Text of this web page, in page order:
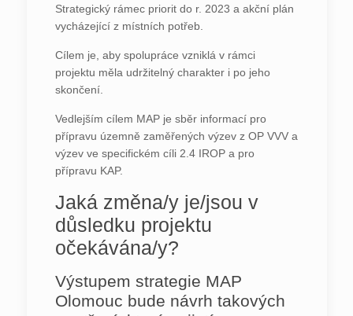
Strategický rámec priorit do r. 2023 a akční plán
vycházející z místních potřeb.
Cílem je, aby spolupráce vzniklá v rámci
projektu měla udržitelný charakter i po jeho
skončení.
Vedlejším cílem MAP je sběr informací pro
přípravu územně zaměřených výzev z OP VVV a
výzev ve specifickém cíli 2.4 IROP a pro
přípravu KAP.
Jaká změna/y je/jsou v
důsledku projektu
očekávána/y?
Výstupem strategie MAP
Olomouc bude návrh takových